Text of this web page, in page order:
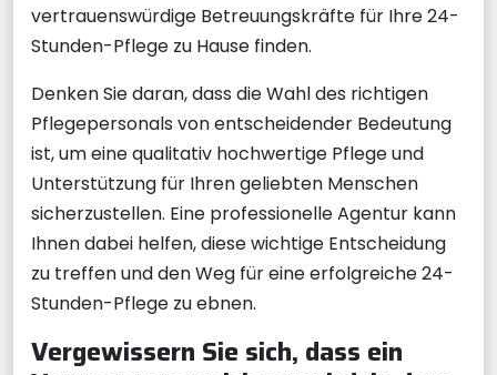
vertrauenswürdige Betreuungskräfte für Ihre 24-
Stunden-Pflege zu Hause finden.
Denken Sie daran, dass die Wahl des richtigen
Pflegepersonals von entscheidender Bedeutung
ist, um eine qualitativ hochwertige Pflege und
Unterstützung für Ihren geliebten Menschen
sicherzustellen. Eine professionelle Agentur kann
Ihnen dabei helfen, diese wichtige Entscheidung
zu treffen und den Weg für eine erfolgreiche 24-
Stunden-Pflege zu ebnen.
Vergewissern Sie sich, dass ein